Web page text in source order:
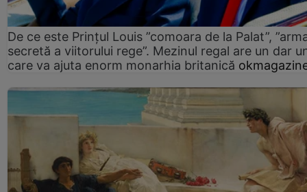
De ce este Prințul Louis ”comoara de la Palat”,
secretă a viitorului rege”. Mezinul regal are un dar
care va ajuta enorm monarhia britanică